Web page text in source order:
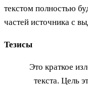
текстом полностью
частей источника с
Тезисы
Это краткое
текста. Цель